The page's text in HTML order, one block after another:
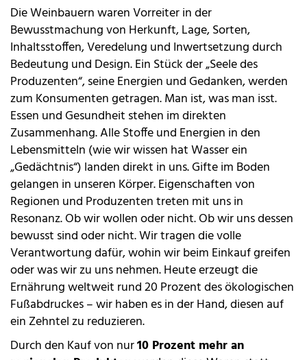
Die Weinbauern waren Vorreiter in der
Bewusstmachung von Herkunft, Lage, Sorten,
Inhaltsstoffen, Veredelung und Inwertsetzung durch
Bedeutung und Design. Ein Stück der „Seele des
Produzenten“, seine Energien und Gedanken, werden
zum Konsumenten getragen. Man ist, was man isst.
Essen und Gesundheit stehen im direkten
Zusammenhang. Alle Stoffe und Energien in den
Lebensmitteln (wie wir wissen hat Wasser ein
„Gedächtnis“) landen direkt in uns. Gifte im Boden
gelangen in unseren Körper. Eigenschaften von
Regionen und Produzenten treten mit uns in
Resonanz. Ob wir wollen oder nicht. Ob wir uns dessen
bewusst sind oder nicht. Wir tragen die volle
Verantwortung dafür, wohin wir beim Einkauf greifen
oder was wir zu uns nehmen. Heute erzeugt die
Ernährung weltweit rund 20 Prozent des ökologischen
Fußabdruckes – wir haben es in der Hand, diesen auf
ein Zehntel zu reduzieren.
Durch den Kauf von nur10 Prozent mehr an